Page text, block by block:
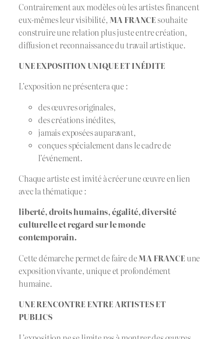
Contrairement aux modèles où les artistes financent
eux-mêmes leur visibilité, MA FRANCEsouhaite
construire une relation plus juste entre création,
diffusion et reconnaissance du travail artistique.
UNE EXPOSITION UNIQUE ET INÉDITE
L’exposition ne présentera que :
des œuvres originales,
des créations inédites,
jamais exposées auparavant,
conçues spécialement dans le cadre de
l’événement.
Chaque artiste est invité à créer une œuvre en lien
avec la thématique :
liberté, droits humains, égalité, diversité
culturelle et regard sur le monde
contemporain.
Cette démarche permet de faire deMA FRANCEune
exposition vivante, unique et profondément
humaine.
UNE RENCONTRE ENTRE ARTISTES ET
PUBLICS